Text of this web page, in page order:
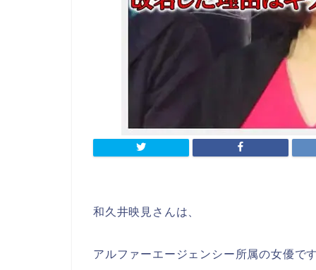
和久井映見さんは、
アルファーエージェンシー所属の女優で